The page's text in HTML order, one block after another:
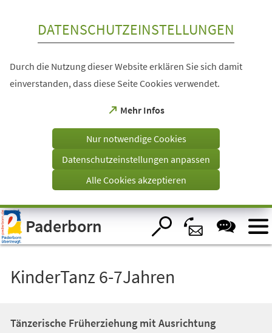
Visuelle
Assistenzsoftware
öffnen.
DATENSCHUTZEINSTELLUNGEN
Durch die Nutzung dieser Website erklären Sie sich damit
einverstanden, dass diese Seite Cookies verwendet.
Mehr Infos
(Öffnet
einem
Tab)
Nur notwendige Cookies
Datenschutzeinstellungen anpassen
Alle Cookies akzeptieren
Paderborn
KinderTanz 6-7Jahren
Tänzerische Früherziehung mit Ausrichtung